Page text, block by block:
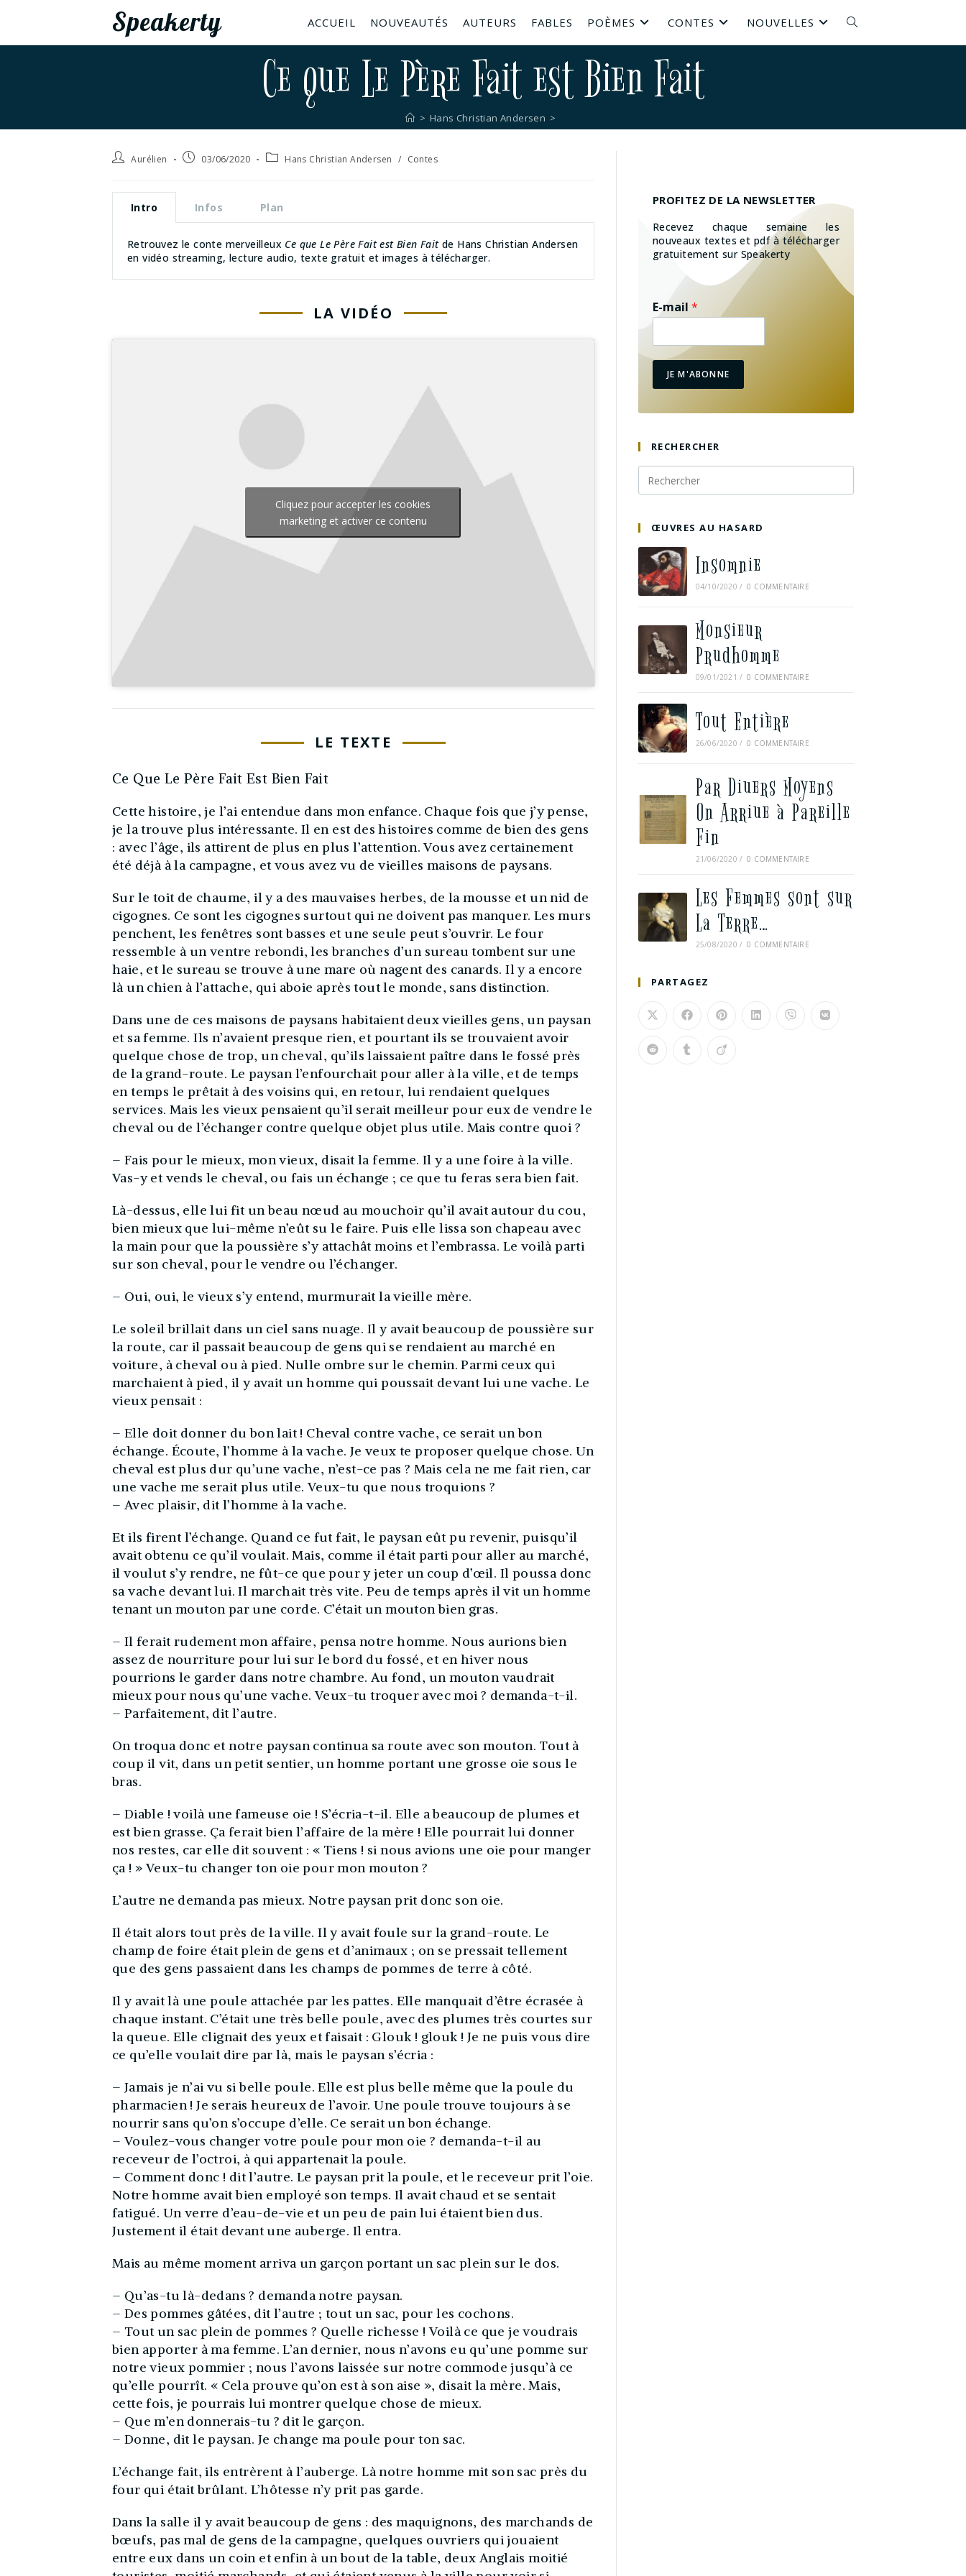
Speakerty ACCUEIL NOUVEAUTÉS AUTEURS FABLES POÈMES CONTES NOUVELLES
Ce que Le Père Fait est Bien Fait
> Hans Christian Andersen >
Aurélien 03/06/2020 Hans Christian Andersen / Contes
Intro Infos Plan
Retrouvez le conte merveilleux Ce que Le Père Fait est Bien Faitde Hans Christian Andersen
en vidéo streaming, lecture audio, texte gratuit et images à télécharger.
LA VIDÉO
Cliquez pour accepter les cookies
marketing et activer ce contenu
LE TEXTE
Ce Que Le Père Fait Est Bien Fait
Cette histoire, je l’ai entendue dans mon enfance. Chaque fois que j’y pense,
je la trouve plus intéressante. Il en est des histoires comme de bien des gens
: avec l’âge, ils attirent de plus en plus l’attention. Vous avez certainement
été déjà à la campagne, et vous avez vu de vieilles maisons de paysans.
Sur le toit de chaume, il y a des mauvaises herbes, de la mousse et un nid de
cigognes. Ce sont les cigognes surtout qui ne doivent pas manquer. Les murs
penchent, les fenêtres sont basses et une seule peut s’ouvrir. Le four
ressemble à un ventre rebondi, les branches d’un sureau tombent sur une
haie, et le sureau se trouve à une mare où nagent des canards. Il y a encore
là un chien à l’attache, qui aboie après tout le monde, sans distinction.
Dans une de ces maisons de paysans habitaient deux vieilles gens, un paysan
et sa femme. Ils n’avaient presque rien, et pourtant ils se trouvaient avoir
quelque chose de trop, un cheval, qu’ils laissaient paître dans le fossé près
de la grand-route. Le paysan l’enfourchait pour aller à la ville, et de temps
en temps le prêtait à des voisins qui, en retour, lui rendaient quelques
services. Mais les vieux pensaient qu’il serait meilleur pour eux de vendre le
cheval ou de l’échanger contre quelque objet plus utile. Mais contre quoi ?
– Fais pour le mieux, mon vieux, disait la femme. Il y a une foire à la ville.
Vas-y et vends le cheval, ou fais un échange ; ce que tu feras sera bien fait.
Là-dessus, elle lui fit un beau nœud au mouchoir qu’il avait autour du cou,
bien mieux que lui-même n’eût su le faire. Puis elle lissa son chapeau avec
la main pour que la poussière s’y attachât moins et l’embrassa. Le voilà parti
sur son cheval, pour le vendre ou l’échanger.
– Oui, oui, le vieux s’y entend, murmurait la vieille mère.
Le soleil brillait dans un ciel sans nuage. Il y avait beaucoup de poussière sur
la route, car il passait beaucoup de gens qui se rendaient au marché en
voiture, à cheval ou à pied. Nulle ombre sur le chemin. Parmi ceux qui
marchaient à pied, il y avait un homme qui poussait devant lui une vache. Le
vieux pensait :
– Elle doit donner du bon lait ! Cheval contre vache, ce serait un bon
échange. Écoute, l’homme à la vache. Je veux te proposer quelque chose. Un
cheval est plus dur qu’une vache, n’est-ce pas ? Mais cela ne me fait rien, car
une vache me serait plus utile. Veux-tu que nous troquions ?
– Avec plaisir, dit l’homme à la vache.
Et ils firent l’échange. Quand ce fut fait, le paysan eût pu revenir, puisqu’il
avait obtenu ce qu’il voulait. Mais, comme il était parti pour aller au marché,
il voulut s’y rendre, ne fût-ce que pour y jeter un coup d’œil. Il poussa donc
sa vache devant lui. Il marchait très vite. Peu de temps après il vit un homme
tenant un mouton par une corde. C’était un mouton bien gras.
– Il ferait rudement mon affaire, pensa notre homme. Nous aurions bien
assez de nourriture pour lui sur le bord du fossé, et en hiver nous
pourrions le garder dans notre chambre. Au fond, un mouton vaudrait
mieux pour nous qu’une vache. Veux-tu troquer avec moi ? demanda-t-il.
– Parfaitement, dit l’autre.
On troqua donc et notre paysan continua sa route avec son mouton. Tout à
coup il vit, dans un petit sentier, un homme portant une grosse oie sous le
bras.
– Diable ! voilà une fameuse oie ! S’écria-t-il. Elle a beaucoup de plumes et
est bien grasse. Ça ferait bien l’affaire de la mère ! Elle pourrait lui donner
nos restes, car elle dit souvent : « Tiens ! si nous avions une oie pour manger
ça ! » Veux-tu changer ton oie pour mon mouton ?
L’autre ne demanda pas mieux. Notre paysan prit donc son oie.
Il était alors tout près de la ville. Il y avait foule sur la grand-route. Le
champ de foire était plein de gens et d’animaux ; on se pressait tellement
que des gens passaient dans les champs de pommes de terre à côté.
Il y avait là une poule attachée par les pattes. Elle manquait d’être écrasée à
chaque instant. C’était une très belle poule, avec des plumes très courtes sur
la queue. Elle clignait des yeux et faisait : Glouk ! glouk ! Je ne puis vous dire
ce qu’elle voulait dire par là, mais le paysan s’écria :
– Jamais je n’ai vu si belle poule. Elle est plus belle même que la poule du
pharmacien ! Je serais heureux de l’avoir. Une poule trouve toujours à se
nourrir sans qu’on s’occupe d’elle. Ce serait un bon échange.
– Voulez-vous changer votre poule pour mon oie ? demanda-t-il au
receveur de l’octroi, à qui appartenait la poule.
– Comment donc ! dit l’autre. Le paysan prit la poule, et le receveur prit l’oie.
Notre homme avait bien employé son temps. Il avait chaud et se sentait
fatigué. Un verre d’eau-de-vie et un peu de pain lui étaient bien dus.
Justement il était devant une auberge. Il entra.
Mais au même moment arriva un garçon portant un sac plein sur le dos.
– Qu’as-tu là-dedans ? demanda notre paysan.
– Des pommes gâtées, dit l’autre ; tout un sac, pour les cochons.
– Tout un sac plein de pommes ? Quelle richesse ! Voilà ce que je voudrais
bien apporter à ma femme. L’an dernier, nous n’avons eu qu’une pomme sur
notre vieux pommier ; nous l’avons laissée sur notre commode jusqu’à ce
qu’elle pourrît. « Cela prouve qu’on est à son aise », disait la mère. Mais,
cette fois, je pourrais lui montrer quelque chose de mieux.
– Que m’en donnerais-tu ? dit le garçon.
– Donne, dit le paysan. Je change ma poule pour ton sac.
L’échange fait, ils entrèrent à l’auberge. Là notre homme mit son sac près du
four qui était brûlant. L’hôtesse n’y prit pas garde.
Dans la salle il y avait beaucoup de gens : des maquignons, des marchands de
bœufs, pas mal de gens de la campagne, quelques ouvriers qui jouaient
entre eux dans un coin et enfin à un bout de la table, deux Anglais moitié
PROFITEZ DE LA NEWSLETTER
Recevez chaque semaine les
nouveaux textes et pdf à télécharger
gratuitement sur Speakerty
E-mail *
JE M'ABONNE
RECHERCHER
ŒUVRES AU HASARD
Insomnie
04/10/2020 / 0 COMMENTAIRE
Monsieur
Prudhomme
09/01/2021 / 0 COMMENTAIRE
Tout Entière
26/06/2020 / 0 COMMENTAIRE
Par Diuers Moyens
On Arriue à Pareille
Fin
21/06/2020 / 0 COMMENTAIRE
Les Femmes sont sur
La Terre…
25/08/2020 / 0 COMMENTAIRE
PARTAGEZ